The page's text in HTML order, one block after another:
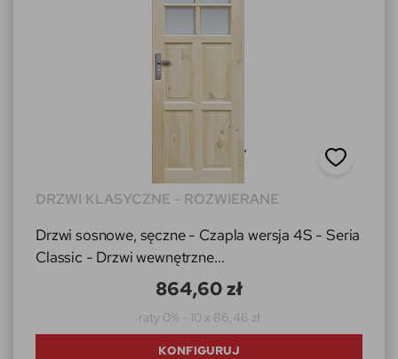
DRZWI KLASYCZNE - ROZWIERANE
Drzwi sosnowe, sęczne - Czapla wersja 4S - Seria
Classic - Drzwi wewnętrzne...
864,60 zł
raty 0% - 10 x 86,46 zł
KONFIGURUJ